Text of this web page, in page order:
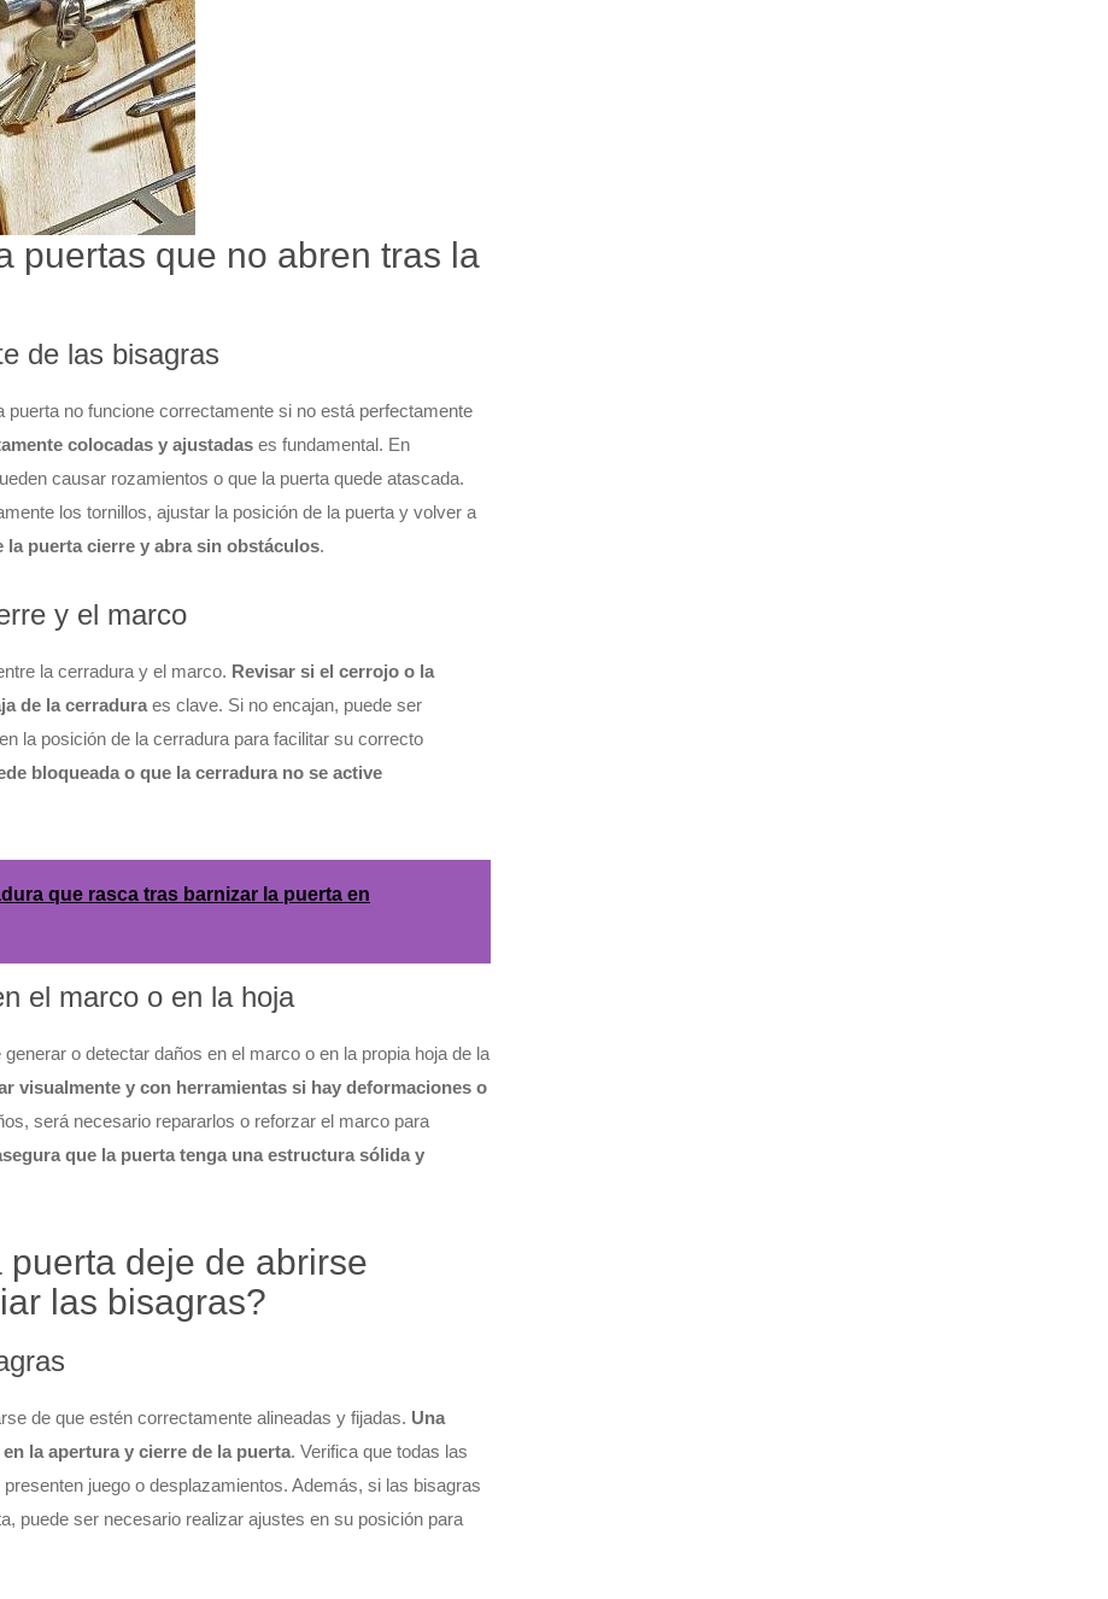
puertas que no abren tras la
de las bisagras
no funcione correctamente si no está perfectamente
colocadas y ajustadas es fundamental. En
causar rozamientos o que la puerta quede atascada.
los tornillos, ajustar la posición de la puerta y volver a
la puerta cierre y abra sin obstáculos.
y el marco
la cerradura y el marco. Revisar si el cerrojo o la
de la cerradura es clave. Si no encajan, puede ser
la posición de la cerradura para facilitar su correcto
bloqueada o que la cerradura no se active
que rasca tras barnizar la puerta en
el marco o en la hoja
o detectar daños en el marco o en la propia hoja de la
visualmente y con herramientas si hay deformaciones o
será necesario repararlos o reforzar el marco para
que la puerta tenga una estructura sólida y
deje de abrirse
las bisagras?
de que estén correctamente alineadas y fijadas. Una
la apertura y cierre de la puerta. Verifica que todas las
juego o desplazamientos. Además, si las bisagras
puede ser necesario realizar ajustes en su posición para